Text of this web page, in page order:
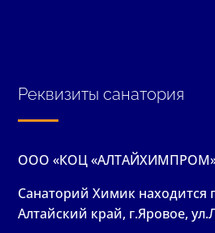
Реквизиты санатория
ООО «КОЦ
Санаторий Химик находится
Алтайский край, г.Яровое,